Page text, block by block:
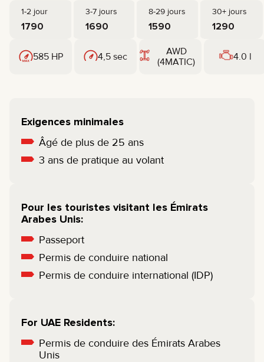
1-2 jour 3-7 jours 8-29 jours 30+ jours
1790 1690 1590 1290
585 HP 4,5 sec
AWD
(4MATIC)
4.0 l
Exigences minimales
Âgé de plus de 25 ans
3 ans de pratique au volant
Pour les touristes visitant les Émirats
Arabes Unis:
Passeport
Permis de conduire national
Permis de conduire international (IDP)
For UAE Residents:
Permis de conduire des Émirats Arabes
Unis